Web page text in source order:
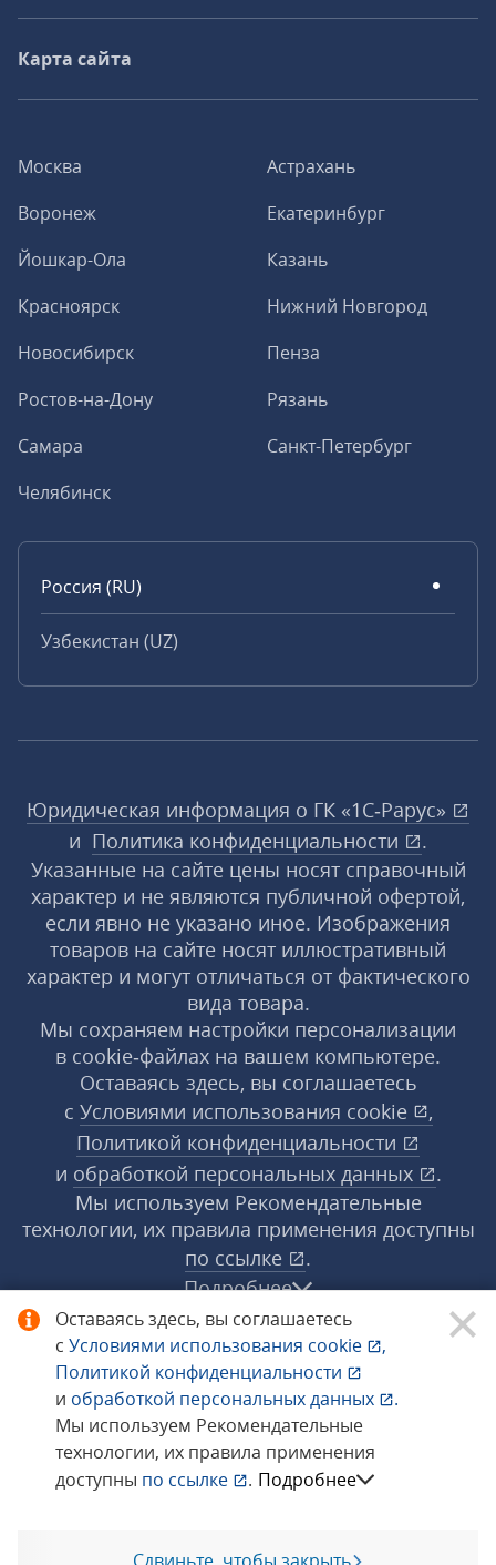
Оставаясь здесь, вы соглашаетесь
с Условиями использования cookie
,
Политикой конфиденциальности
и обработкой персональных данных
.
Мы используем Рекомендательные
технологии, их правила применения
доступны по ссылке . Подробнее
Москва
Астрахань
Воронеж
Екатеринбург
Йошкар-Ола
Казань
Красноярск
Нижний Новгород
Новосибирск
Пенза
Ростов-на-Дону
Рязань
Самара
Санкт-Петербург
Челябинск
Россия (RU)
Узбекистан (UZ)
Карта сайта
Юридическая информация о ГК «1С‑Рарус»
и Политика конфиденциальности
.
Указанные на сайте цены носят справочный
характер и не являются публичной офертой,
если явно не указано иное. Изображения
товаров на сайте носят иллюстративный
характер и могут отличаться от фактического
вида товара.
Мы сохраняем настройки персонализации
в cookie‑файлах на вашем компьютере.
Оставаясь здесь, вы соглашаетесь
с Условиями использования cookie
,
Политикой конфиденциальности
и обработкой персональных данных
.
Мы используем Рекомендательные
технологии, их правила применения доступны
по ссылке
.
Подробнее
© 1998−2026 «1С‑Рарус» ®. Все права
защищены.
Сообщить об ошибке